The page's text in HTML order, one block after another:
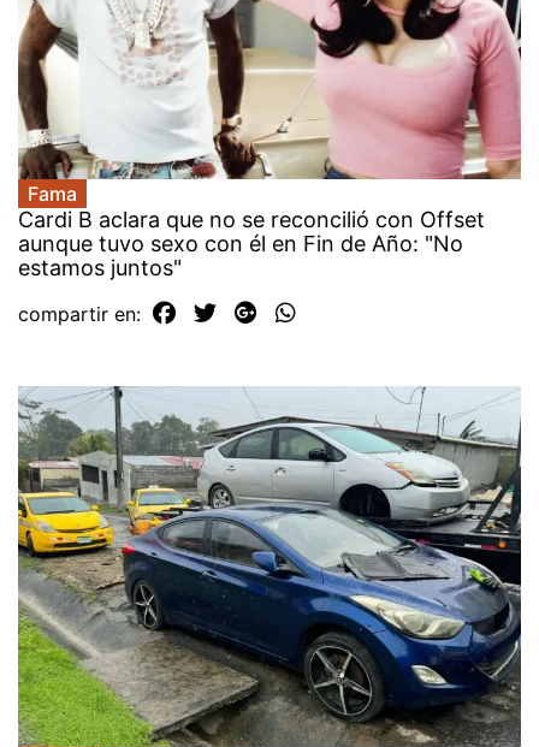
Fama
Cardi B aclara que no se reconcilió con Offset
aunque tuvo sexo con él en Fin de Año: "No
estamos juntos"
compartir en: